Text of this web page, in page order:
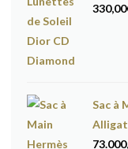
330,00
Sac à